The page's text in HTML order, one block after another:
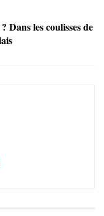
Dans les coulisses de